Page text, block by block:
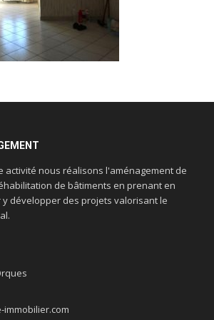
activité nous réalisons l'aménagement de
de bâtiments en prenant en
développer des projets valorisant le
immobilier.com